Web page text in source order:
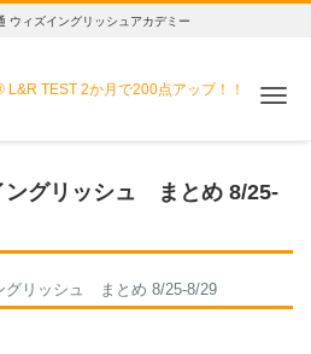
ウィズイングリッシュアカデミー
L&R TEST2か月で200点アップ！！
ングリッシュ まとめ 8/25-
グリッシュ まとめ 8/25-8/29